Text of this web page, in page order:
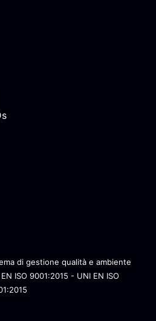
di gestione qualità e ambiente
ISO 9001:2015 - UNI EN ISO